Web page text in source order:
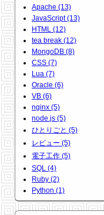
Apache (13)
JavaScript (13)
HTML (12)
tea break (12)
MongoDB (8)
CSS (7)
Lua (7)
Oracle (6)
VB (6)
nginx (5)
node.js (5)
ひとりごと (5)
レビュー (5)
電子工作 (5)
SQL (4)
Ruby (2)
Python (1)